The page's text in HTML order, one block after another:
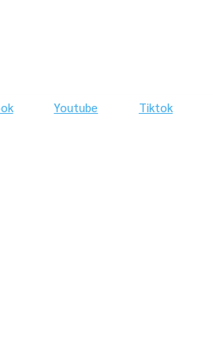
Youtube Tiktok